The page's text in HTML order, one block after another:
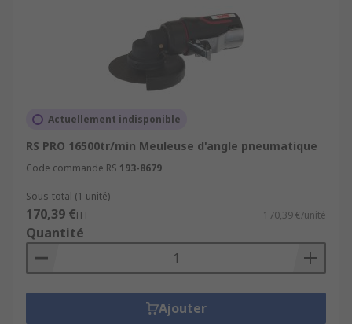
Actuellement indisponible
RS PRO 16500tr/min Meuleuse d'angle pneumatique
Code commande RS 193-8679
Sous-total (1 unité)
170,39 €HT 170,39 €/unité
Quantité
Ajouter